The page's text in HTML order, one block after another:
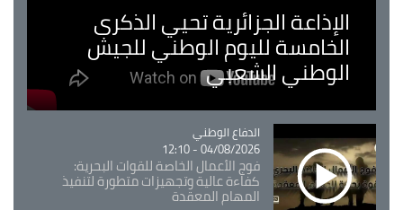
الإذاعة الجزائرية تحيي الذكرى
الخامسة لليوم الوطني للجيش
الوطني الشعبي
Catégorie
الدفاع الوطني
04/08/2026 - 12:10
فوج الأعمال الخاصة للقوات البحرية:
كفاءة عالية وتجهيزات متطورة لتنفيذ
المهام المعقدة